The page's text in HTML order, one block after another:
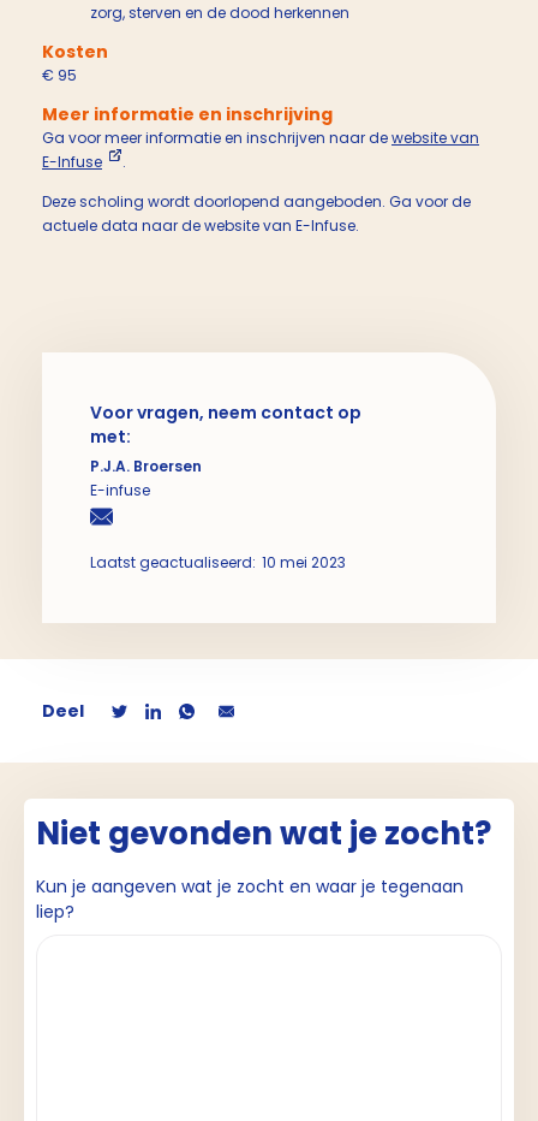
zorg, sterven en de dood herkennen
Kosten
€ 95
Meer informatie en inschrijving
Ga voor meer informatie en inschrijven naar dewebsite van
E-Infuse
.
Deze scholing wordt doorlopend aangeboden. Ga voor de
actuele data naar de website van E-Infuse.
Voor vragen, neem contact op
met:
P.J.A. Broersen
E-infuse
Laatst geactualiseerd: 10 mei 2023
Deel
Niet gevonden wat je zocht?
Kun je aangeven wat je zocht en waar je tegenaan
liep?